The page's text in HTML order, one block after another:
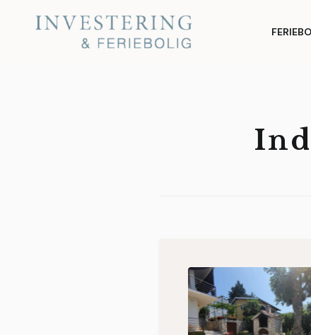
Investering og
Feriebolig